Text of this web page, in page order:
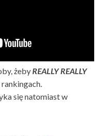
żebyREALLY REALLY
się natomiast w